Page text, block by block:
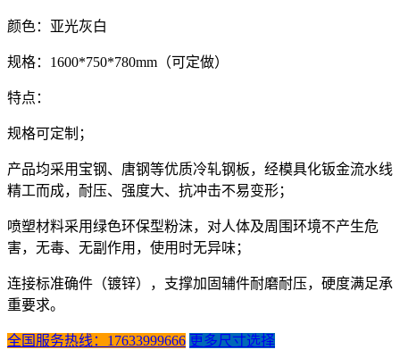
颜色：亚光灰白
规格：1600*750*780mm（可定做）
特点：
规格可定制；
产品均采用宝钢、唐钢等优质冷轧钢板，经模具化钣金流水线
精工而成，耐压、强度大、抗冲击不易变形；
喷塑材料采用绿色环保型粉沫，对人体及周围环境不产生危
害，无毒、无副作用，使用时无异味；
连接标准确件（镀锌），支撑加固辅件耐磨耐压，硬度满足承
重要求。
全国服务热线：17633999666 更多尺寸选择